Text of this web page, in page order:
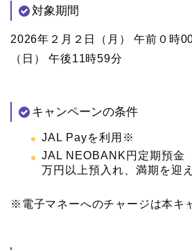
対象期間
2026年２月２日（月） 午前０時
（日） 午後11時59分
キャンペーンの条件
JAL Payを利用※
JAL NEOBANK円定期預金
万円以上預入れ、満期を迎
※電子マネーへのチャージは本キ